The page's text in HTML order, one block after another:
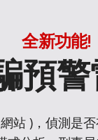
全新功能!
預
站 )，偵測是